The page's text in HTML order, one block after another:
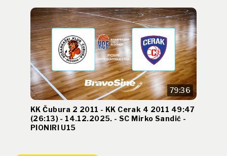
79:36
KK Čubura 2 2011 - KK Cerak 4 2011 49:47
(26:13) - 14.12.2025. - SC Mirko Sandić -
PIONIRI U15